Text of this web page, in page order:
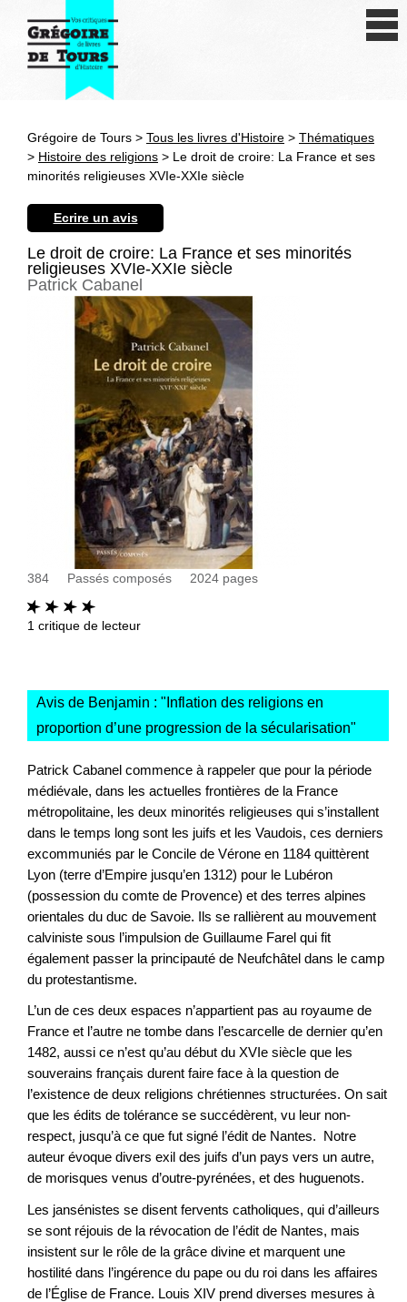
Antiquité
Révolution et XIXe siècle
XXe siècle
Autres civilisations
Thématiques
Grégoire de Tours > Tous les livres d'Histoire > Thématiques
> Histoire des religions > Le droit de croire: La France et ses
minorités religieuses XVIe-XXIe siècle
Ecrire un avis
Le droit de croire: La France et ses minorités
religieuses XVIe-XXIe siècle
Patrick Cabanel
384 Passés composés 2024 pages
1 critique de lecteur
Avis de Benjamin : " Inflation des religions en
proportion d’une progression de la sécularisation"
Patrick Cabanel commence à rappeler que pour la période
médiévale, dans les actuelles frontières de la France
métropolitaine, les deux minorités religieuses qui s’installent
dans le temps long sont les juifs et les Vaudois, ces derniers
excommuniés par le Concile de Vérone en 1184 quittèrent
Lyon (terre d’Empire jusqu’en 1312) pour le Lubéron
(possession du comte de Provence) et des terres alpines
orientales du duc de Savoie. Ils se rallièrent au mouvement
calviniste sous l’impulsion de Guillaume Farel qui fit
également passer la principauté de Neufchâtel dans le camp
du protestantisme.
L’un de ces deux espaces n’appartient pas au royaume de
France et l’autre ne tombe dans l’escarcelle de dernier qu’en
1482, aussi ce n’est qu’au début du XVIe siècle que les
souverains français durent faire face à la question de
l’existence de deux religions chrétiennes structurées. On sait
que les édits de tolérance se succédèrent, vu leur non-
respect, jusqu’à ce que fut signé l’édit de Nantes. Notre
auteur évoque divers exil des juifs d’un pays vers un autre,
de morisques venus d’outre-pyrénées, et des huguenots.
Les jansénistes se disent fervents catholiques, qui d’ailleurs
se sont réjouis de la révocation de l’édit de Nantes, mais
insistent sur le rôle de la grâce divine et marquent une
hostilité dans l’ingérence du pape ou du roi dans les affaires
de l’Église de France. Louis XIV prend diverses mesures à